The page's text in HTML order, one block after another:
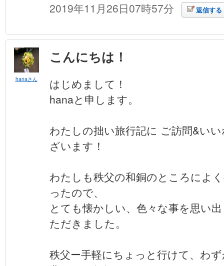
2019年11月26日07時57分 返信する
hanaさん
こんにちは！
はじめまして！
hanaと申します。
わたしの拙い旅行記に ご訪問&い
ざいます！
わたしも秩父の和銅のところによ
ったので、
とても懐かしい、色々な事を思い
ただきました。
秩父ー手軽にちょっと行けて、わ